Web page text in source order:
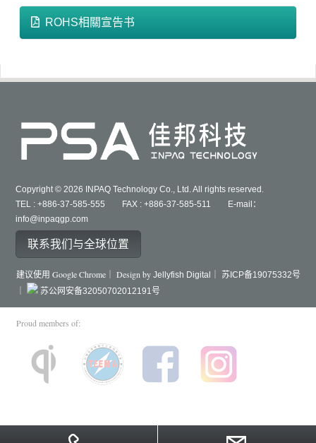
ROHS相關宣告书
Copyright © 2026 INPAQ Technology Co., Ltd. All rights reserved.
TEL : +886-37-585-555 FAX : +886-37-585-511 E-mail：
info@inpaqgp.com
联系我们与全球位置
建议使用 Google Chrome｜ Design byJellyfish Digital｜
苏ICP备19075332号
苏公网安备32050702012191号
Proud members of: